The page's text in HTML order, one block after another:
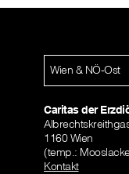
Wien & NÖ-Ost
Caritas der
1160 Wien
(temp.:
Kontakt